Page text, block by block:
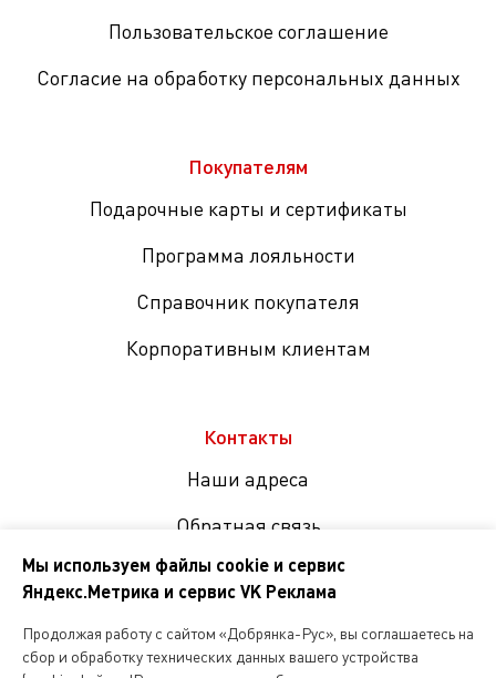
Пользовательское соглашение
Согласие на обработку персональных данных
Покупателям
Подарочные карты и сертификаты
Программа лояльности
Справочник покупателя
Корпоративным клиентам
Контакты
Наши адреса
Обратная связь
соцсетях
Мы используем файлы cookie и сервис
Яндекс.Метрика и сервис VK Реклама
Продолжая работу с сайтом «Добрянка-Рус», вы соглашаетесь на
сбор и обработку технических данных вашего устройства